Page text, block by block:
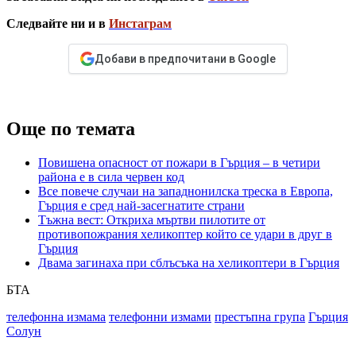
Следвайте ни и в Инстаграм
Добави в предпочитани в Google
Още по темата
Повишена опасност от пожари в Гърция – в четири
района е в сила червен код
Все повече случаи на западнонилска треска в Европа,
Гърция е сред най-засегнатите страни
Тъжна вест: Откриха мъртви пилотите от
противопожрания хеликоптер който се удари в друг в
Гърция
Двама загинаха при сблъсъка на хеликоптери в Гърция
БТА
телефонна измама телефонни измами престъпна група Гърция
Солун